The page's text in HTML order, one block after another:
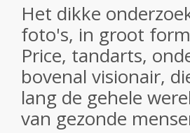
Het dikke
foto's, in groot
Price, tandarts,
bovenal visionair,
lang de gehele
van gezonde